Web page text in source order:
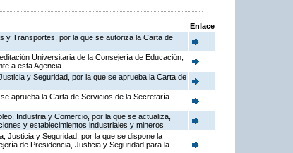
Enlace
y Transportes, por la que se autoriza la Carta de
Universitaria de la Consejería de Educación,
a esta Agencia
y Seguridad, por la que se aprueba la Carta de
aprueba la Carta de Servicios de la Secretaría
Industria y Comercio, por la que se actualiza,
y establecimientos industriales y mineros
Justicia y Seguridad, por la que se dispone la
de Presidencia, Justicia y Seguridad para la